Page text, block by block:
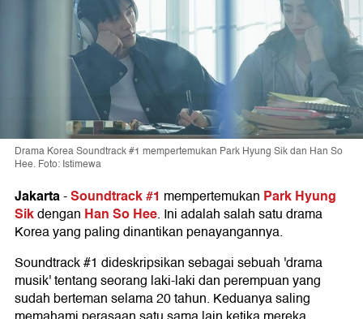
Drama Korea Soundtrack #1 mempertemukan Park Hyung Sik dan Han So
Hee. Foto: Istimewa
Jakarta-Soundtrack #1 mempertemukan Park Hyung
Sikdengan Han So Hee. Ini adalah salah satu drama
Korea yang paling dinantikan penayangannya.
Soundtrack #1 dideskripsikan sebagai sebuah 'drama
musik' tentang seorang laki-laki dan perempuan yang
sudah berteman selama 20 tahun. Keduanya saling